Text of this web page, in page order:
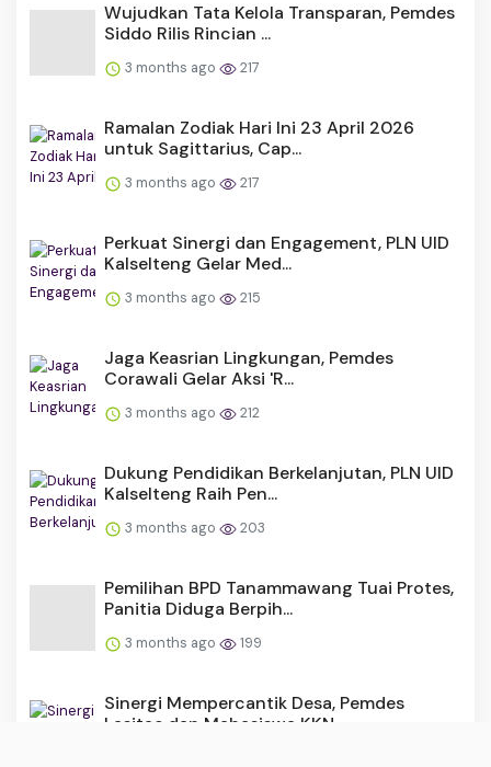
Wujudkan Tata Kelola Transparan, Pemdes
Siddo Rilis Rincian ...
3 months ago 217
Ramalan Zodiak Hari Ini 23 April 2026
untuk Sagittarius, Cap...
3 months ago 217
Perkuat Sinergi dan Engagement, PLN UID
Kalselteng Gelar Med...
3 months ago 215
Jaga Keasrian Lingkungan, Pemdes
Corawali Gelar Aksi 'R...
3 months ago 212
Dukung Pendidikan Berkelanjutan, PLN UID
Kalselteng Raih Pen...
3 months ago 203
Pemilihan BPD Tanammawang Tuai Protes,
Panitia Diduga Berpih...
3 months ago 199
Sinergi Mempercantik Desa, Pemdes
Lasitae dan Mahasiswa KKN ...